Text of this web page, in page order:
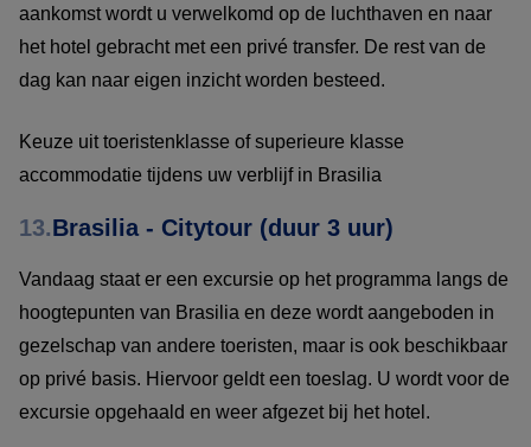
aankomst wordt u verwelkomd op de luchthaven en naar
het hotel gebracht met een privé transfer. De rest van de
dag kan naar eigen inzicht worden besteed.
Keuze uit toeristenklasse of superieure klasse
accommodatie tijdens uw verblijf in Brasilia
13.Brasilia - Citytour (duur 3 uur)
Vandaag staat er een excursie op het programma langs de
hoogtepunten van Brasilia en deze wordt aangeboden in
gezelschap van andere toeristen, maar is ook beschikbaar
op privé basis. Hiervoor geldt een toeslag. U wordt voor de
excursie opgehaald en weer afgezet bij het hotel.